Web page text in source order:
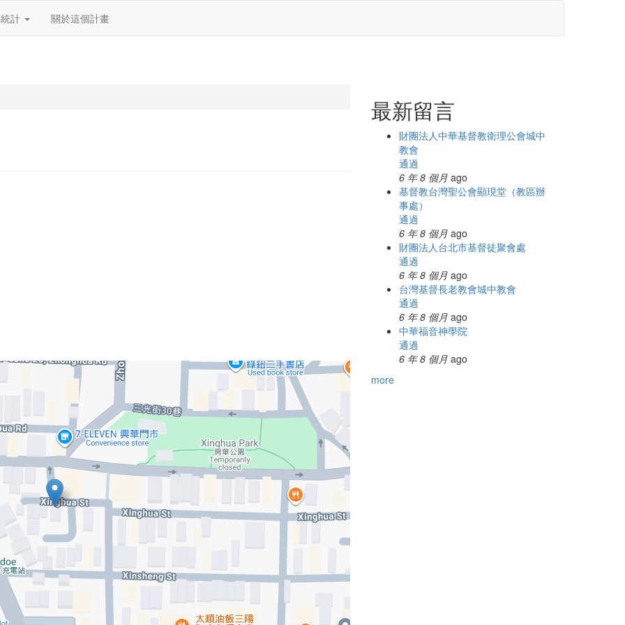
計 關於這個計畫
最新留言
財團法人中華基督教衛理公會城中
教會
通過
6 年 8 個月ago
基督教台灣聖公會顯現堂（教區辦
事處）
通過
6 年 8 個月ago
財團法人台北市基督徒聚會處
通過
6 年 8 個月ago
台灣基督長老教會城中教會
通過
6 年 8 個月ago
中華福音神學院
通過
6 年 8 個月ago
more